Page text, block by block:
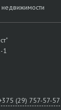
1
(29) 757-57-57